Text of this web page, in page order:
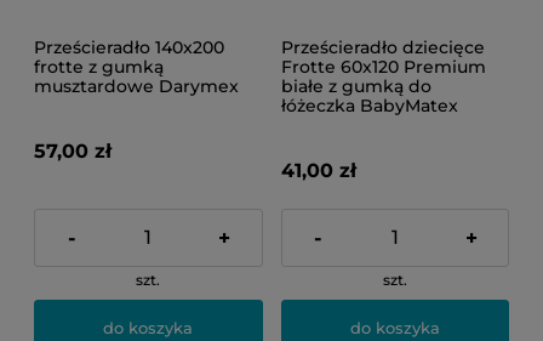
Prześcieradło 140x200
frotte z gumką
musztardowe Darymex
57,00 zł
- +
szt.
do koszyka
Prześcieradło dziecięce
Frotte 60x120 Premium
białe z gumką do
łóżeczka BabyMatex
41,00 zł
- +
szt.
do koszyka